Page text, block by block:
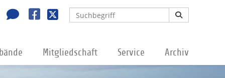
Mitgliedschaft Service Archiv